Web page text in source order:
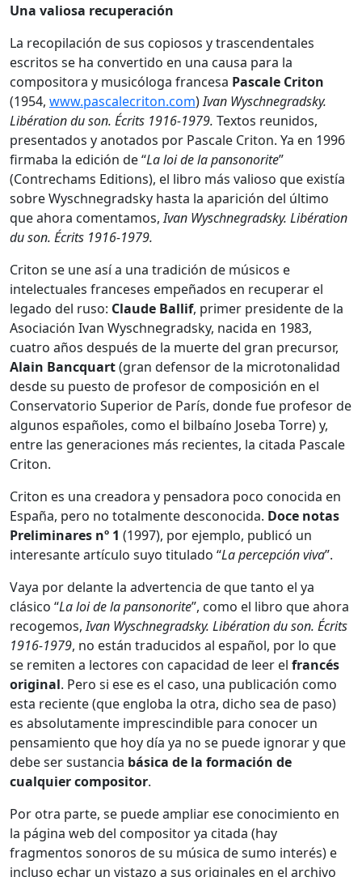
Una valiosa recuperación
La recopilación de sus copiosos y trascendentales
escritos se ha convertido en una causa para la
compositora y musicóloga francesa Pascale Criton
(1954, www.pascalecriton.com)Ivan Wyschnegradsky.
Libération du son. Écrits 1916-1979. Textos reunidos,
presentados y anotados por Pascale Criton. Ya en 1996
firmaba la edición de “La loi de la pansonorite”
(Contrechams Editions), el libro más valioso que existía
sobre Wyschnegradsky hasta la aparición del último
que ahora comentamos,Ivan Wyschnegradsky. Libération
du son. Écrits 1916-1979.
Criton se une así a una tradición de músicos e
intelectuales franceses empeñados en recuperar el
legado del ruso: Claude Ballif, primer presidente de la
Asociación Ivan Wyschnegradsky, nacida en 1983,
cuatro años después de la muerte del gran precursor,
Alain Bancquart(gran defensor de la microtonalidad
desde su puesto de profesor de composición en el
Conservatorio Superior de París, donde fue profesor de
algunos españoles, como el bilbaíno Joseba Torre) y,
entre las generaciones más recientes, la citada Pascale
Criton.
Criton es una creadora y pensadora poco conocida en
España, pero no totalmente desconocida. Doce notas
Preliminares nº 1 (1997), por ejemplo, publicó un
interesante artículo suyo titulado “La percepción viva”.
Vaya por delante la advertencia de que tanto el ya
clásico “La loi de la pansonorite”, como el libro que ahora
recogemos,Ivan Wyschnegradsky. Libération du son. Écrits
1916-1979, no están traducidos al español, por lo que
se remiten a lectores con capacidad de leer el francés
original. Pero si ese es el caso, una publicación como
esta reciente (que engloba la otra, dicho sea de paso)
es absolutamente imprescindible para conocer un
pensamiento que hoy día ya no se puede ignorar y que
debe ser sustancia básica de la formación de
cualquier compositor.
Por otra parte, se puede ampliar ese conocimiento en
la página web del compositor ya citada (hay
fragmentos sonoros de su música de sumo interés) e
incluso echar un vistazo a sus originales en el archivo